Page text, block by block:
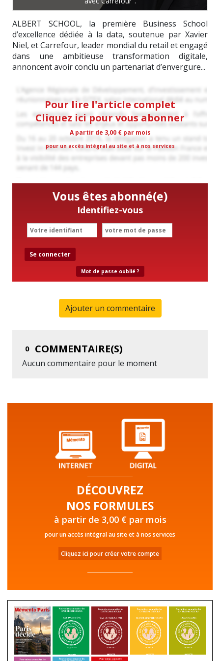
ALBERT SCHOOL, la première Business School
d’excellence dédiée à la data, soutenue par Xavier
Niel, et Carrefour, leader mondial du retail et engagé
dans une ambitieuse transformation digitale,
annoncent avoir conclu un partenariat d’envergure...
Pour lire l'article complet
Cliquez ici pour vous abonner
A partir de 3,00 € par mois
pour un accès intégral au site et à nos services
Vous êtes abonné(e)
Identifiez-vous
Se connecter
Mot de passe oublié ?
Ajouter un commentaire
0 COMMENTAIRE(S)
Aucun commentaire pour le moment
DÉCOUVREZ
NOS FORMULES
à partir de 3,00 € par mois
pour un accès intégral au site et à nos services
Cliquez ici pour créer votre compte